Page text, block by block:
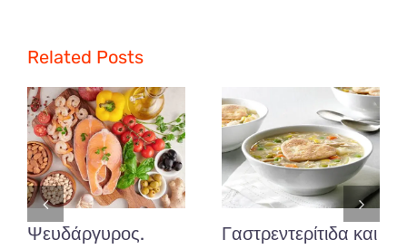
μεταβολισμός
Related Posts
Ψευδάργυρος.
Γαστρεντερίτιδα και